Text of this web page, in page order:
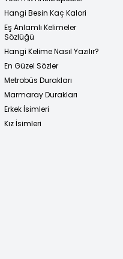
Hangi Besin Kaç Kalori
Eş Anlamlı Kelimeler
Sözlüğü
Hangi Kelime Nasıl Yazılır?
En Güzel Sözler
Metrobüs Durakları
Marmaray Durakları
Erkek İsimleri
Kız İsimleri